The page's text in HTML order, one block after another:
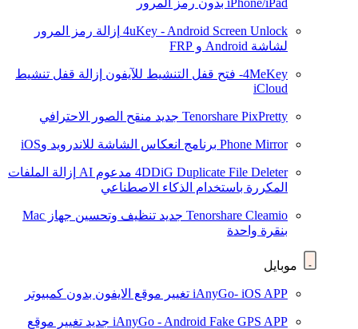
iPhone/iPad بدون رمز المرور
4uKey - Android Screen Unlock إزالة رمز المرور
لشاشة Android و FRP
4MeKey- فتح قفل التنشيط للآيفون
إزالة قفل تنشيط
iCloud
Tenorshare PixPretty جديد منقح الصور الاحترافي
Phone Mirror برنامج انعكاس الشاشة للاندرويد وiOS
4DDiG Duplicate File Deleter مدعوم AI
إزالة الملفات
المكررة باستخدام الذكاء الاصطناعي
Tenorshare Cleamio جديد
تنظيف وتحسين جهاز Mac
بنقرة واحدة
موبايل
iAnyGo- iOS APP تغيير موقع الايفون بدون كمبيوتر
iAnyGo - Android Fake GPS APP جديد تغيير موقع